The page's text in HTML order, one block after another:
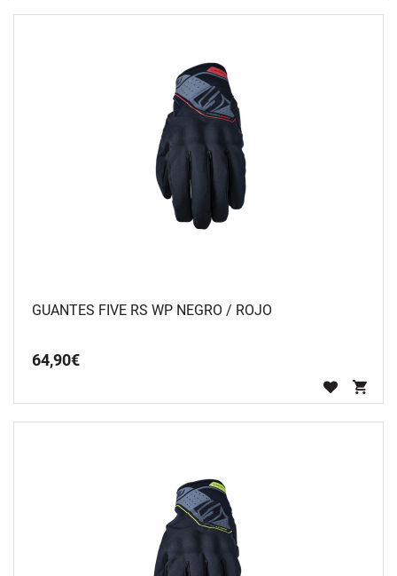
GUANTES FIVE RS WP NEGRO / ROJO
64,90€